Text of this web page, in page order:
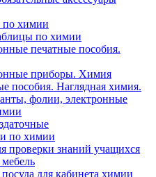
химии
по химии
печатные пособия.
приборы. Химия
пособия. Наглядная химия.
фолии, электронные
по химии
проверки знаний учащихся
для кабинета химии